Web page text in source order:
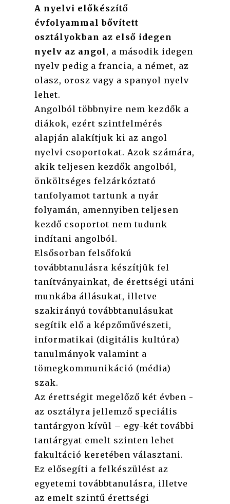
A nyelvi előkészítő
évfolyammal bővített
osztályokban az első idegen
nyelv az angol, a második idegen
nyelv pedig a francia, a német, az
olasz, orosz vagy a spanyol nyelv
lehet.
Angolból többnyire nem kezdők a
diákok, ezért szintfelmérés
alapján alakítjuk ki az angol
nyelvi csoportokat. Azok számára,
akik teljesen kezdők angolból,
önköltséges felzárkóztató
tanfolyamot tartunk a nyár
folyamán, amennyiben teljesen
kezdő csoportot nem tudunk
indítani angolból.
Elsősorban felsőfokú
továbbtanulásra készítjük fel
tanítványainkat, de érettségi utáni
munkába állásukat, illetve
szakirányú továbbtanulásukat
segítik elő a képzőművészeti,
informatikai (digitális kultúra)
tanulmányok valamint a
tömegkommunikáció (média)
szak.
Az érettségit megelőző két évben -
az osztályra jellemző speciális
tantárgyon kívül – egy-két további
tantárgyat emelt szinten lehet
fakultáció keretében választani.
Ez elősegíti a felkészülést az
egyetemi továbbtanulásra, illetve
az emelt szintű érettségi